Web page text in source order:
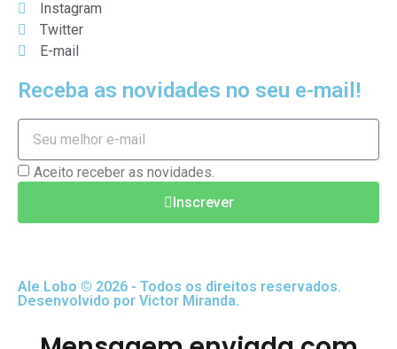
Instagram
Twitter
E-mail
Receba as novidades no seu e-mail!
Aceito receber as novidades.
Inscrever
Ale Lobo © 2026 - Todos os direitos reservados.
Desenvolvido por Victor Miranda.